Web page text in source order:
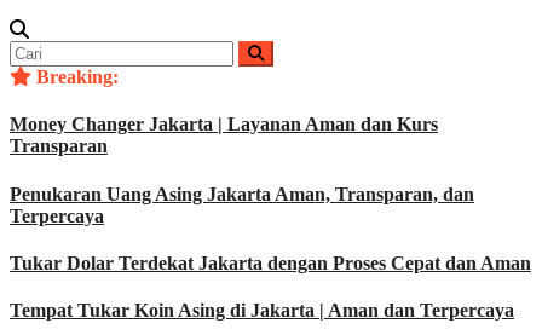
Cari
untuk:Breaking:
Money Changer Jakarta | Layanan Aman dan Kurs
Transparan
Penukaran Uang Asing Jakarta Aman, Transparan, dan
Terpercaya
Tukar Dolar Terdekat Jakarta dengan Proses Cepat dan Aman
Tempat Tukar Koin Asing di Jakarta | Aman dan Terpercaya